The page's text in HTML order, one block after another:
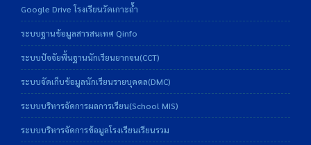
Google Drive โรงเรียนวัดเกาะถ้ำ
ระบบฐานข้อมูลสารสนเทศ Qinfo
ระบบปัจจัยพื้นฐานนักเรียนยากจน(CCT)
ระบบจัดเก็บข้อมูลนักเรียนรายบุคคล(DMC)
ระบบบริหารจัดการผลการเรียน(School MIS)
ระบบบริหารจัดการข้อมูลโรงเรียนเรียนรวม